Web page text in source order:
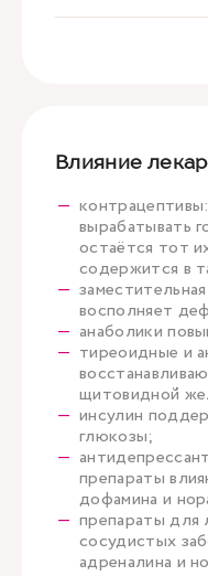
Влияние
вырабатывать
остаётся тот
содержится в
восполняет
анаболики
тиреоидные и
щитовидной
инсулин
глюкозы;
препараты
дофамина и
препараты для
сосудистых
адреналина и